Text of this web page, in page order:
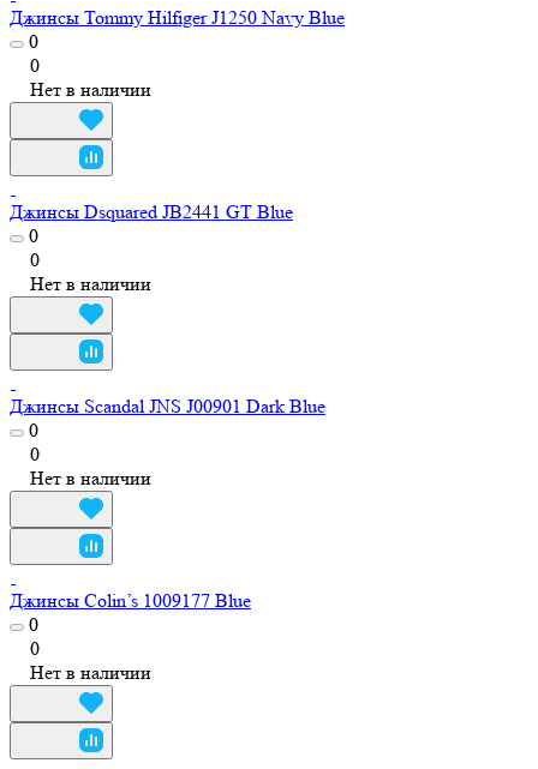
Джинсы Tommy Hilfiger J1250 Navy Blue
0
0
Нет в наличии
Джинсы Dsquared JB2441 GT Blue
0
0
Нет в наличии
Джинсы Scandal JNS J00901 Dark Blue
0
0
Нет в наличии
Джинсы Colin’s 1009177 Blue
0
0
Нет в наличии